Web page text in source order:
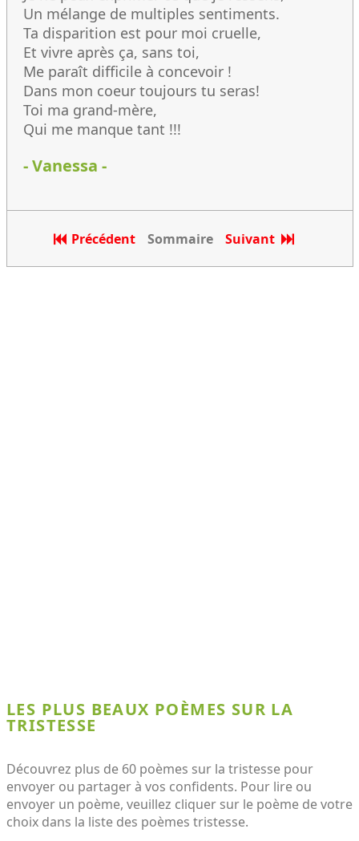
Un mélange de multiples sentiments.
Ta disparition est pour moi cruelle,
Et vivre après ça, sans toi,
Me paraît difficile à concevoir !
Dans mon coeur toujours tu seras!
Toi ma grand-mère,
Qui me manque tant !!!
- Vanessa -
Précédent Sommaire Suivant
LES PLUS BEAUX POÈMES SUR LA
TRISTESSE
Découvrez plus de 60 poèmes sur la tristesse pour
envoyer ou partager à vos confidents. Pour lire ou
envoyer un poème, veuillez cliquer sur le poème de votre
choix dans la liste des poèmes tristesse.